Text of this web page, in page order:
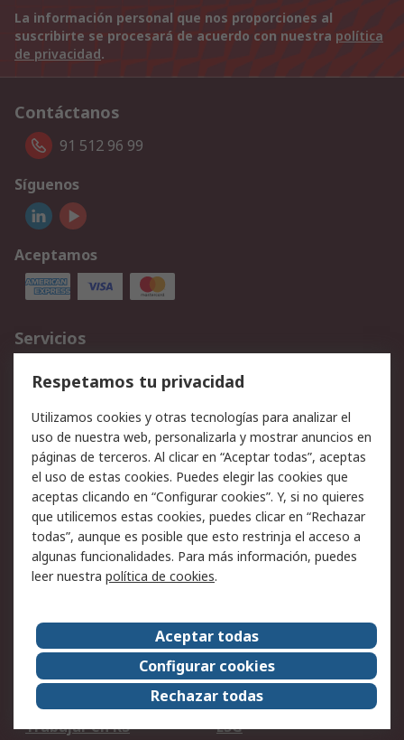
La información personal que nos proporciones al
suscribirte se procesará de acuerdo con nuestra política
de privacidad.
Contáctanos
91 512 96 99
Síguenos
Aceptamos
Servicios
Cómo realizar pedidos
Devoluciones
Facturación y pago
Ofertas
Soporte técnico
Legal
Aviso legal
Política de privacidad -
Actualizada
Política sobre cookies
Seguridad de emails
Certificaciones de
Condiciones de venta
Acerca de RS
Acerca de RS
RS Group
RS en el mundo
Sala de prensa
Trabajar en RS
ESG
Respetamos tu privacidad
Utilizamos cookies y otras tecnologías para analizar el
uso de nuestra web, personalizarla y mostrar anuncios en
páginas de terceros. Al clicar en “Aceptar todas”, aceptas
el uso de estas cookies. Puedes elegir las cookies que
aceptas clicando en “Configurar cookies”. Y, si no quieres
que utilicemos estas cookies, puedes clicar en “Rechazar
todas”, aunque es posible que esto restrinja el acceso a
algunas funcionalidades. Para más información, puedes
leer nuestra política de cookies.
Aceptar todas
Configurar cookies
Rechazar todas